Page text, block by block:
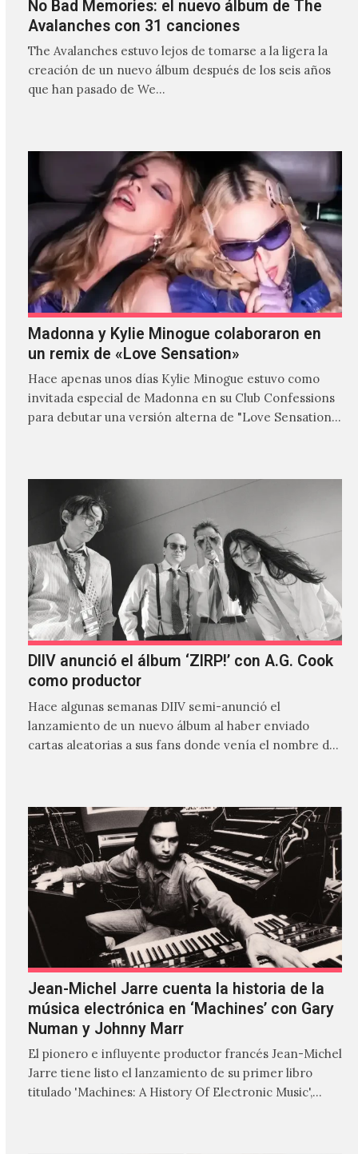
No Bad Memories: el nuevo álbum de The
Avalanches con 31 canciones
The Avalanches estuvo lejos de tomarse a la ligera la
creación de un nuevo álbum después de los seis años
que han pasado de We…
Madonna y Kylie Minogue colaboraron en
un remix de «Love Sensation»
Hace apenas unos días Kylie Minogue estuvo como
invitada especial de Madonna en su Club Confessions
para debutar una versión alterna de "Love Sensation",
DIIV anunció el álbum ‘ZIRP!’ con A.G. Cook
como productor
Hace algunas semanas DIIV semi-anunció el
lanzamiento de un nuevo álbum al haber enviado
cartas aleatorias a sus fans donde venía el nombre de
Jean-Michel Jarre cuenta la historia de la
música electrónica en ‘Machines’ con Gary
Numan y Johnny Marr
El pionero e influyente productor francés Jean-Michel
Jarre tiene listo el lanzamiento de su primer libro
titulado 'Machines: A History Of Electronic Music',